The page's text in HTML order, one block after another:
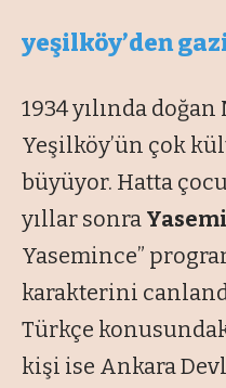
yeşilköy’den
1934 yılında
Yeşilköy’ün çok
büyüyor. Hatta
yıllar sonra
Yasemince”
karakterini
Türkçe
kişi ise Ankara